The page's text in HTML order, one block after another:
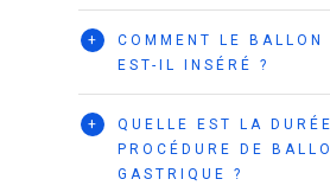
+
COMMENT LE BALLON
EST-IL INSÉRÉ ?
+
QUELLE EST LA
PROCÉDURE DE
GASTRIQUE ?